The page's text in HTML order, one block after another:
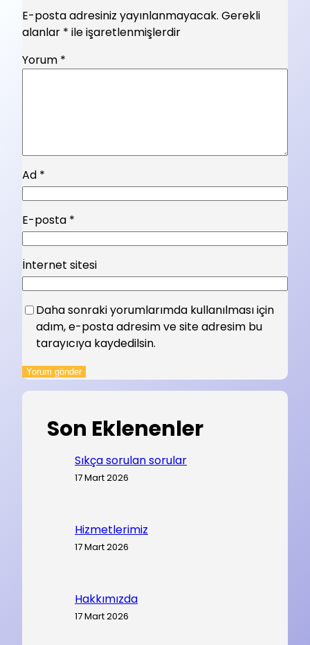
E-posta adresiniz yayınlanmayacak. Gerekli
alanlar * ile işaretlenmişlerdir
Yorum *
Ad *
E-posta *
İnternet sitesi
Daha sonraki yorumlarımda kullanılması için
adım, e-posta adresim ve site adresim bu
tarayıcıya kaydedilsin.
Son Eklenenler
Sıkça sorulan sorular
17 Mart 2026
Hizmetlerimiz
17 Mart 2026
Hakkımızda
17 Mart 2026